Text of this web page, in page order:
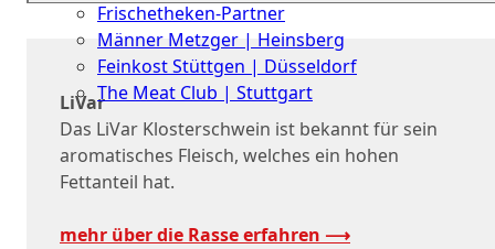
Frischetheken-Partner
Männer Metzger | Heinsberg
Feinkost Stüttgen | Düsseldorf
The Meat Club | Stuttgart
Geschäftskunden
LiVar
Das LiVar Klosterschwein ist bekannt für sein
aromatisches Fleisch, welches ein hohen
Fettanteil hat.
mehr über die Rasse erfahren ⟶